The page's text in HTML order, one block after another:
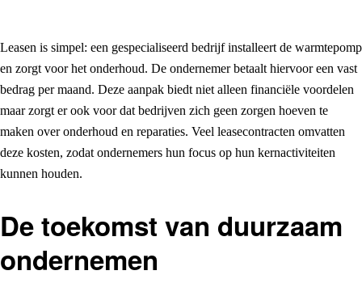
Leasen is simpel: een gespecialiseerd bedrijf installeert de warmtepomp
en zorgt voor het onderhoud. De ondernemer betaalt hiervoor een vast
bedrag per maand. Deze aanpak biedt niet alleen financiële voordelen
maar zorgt er ook voor dat bedrijven zich geen zorgen hoeven te
maken over onderhoud en reparaties. Veel leasecontracten omvatten
deze kosten, zodat ondernemers hun focus op hun kernactiviteiten
kunnen houden.
De toekomst van duurzaam
ondernemen